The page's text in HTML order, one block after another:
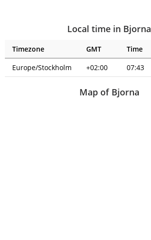
Local time in Bjorna
Timezone GMT
Time
Europe/Stockholm
+02:00 07:43
Map of Bjorna